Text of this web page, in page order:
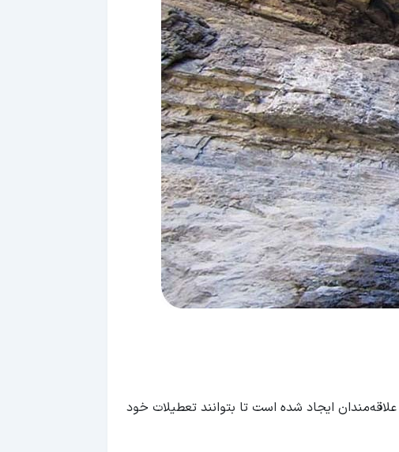
ایجاد شده است تا بتوانند تعطیلات خود